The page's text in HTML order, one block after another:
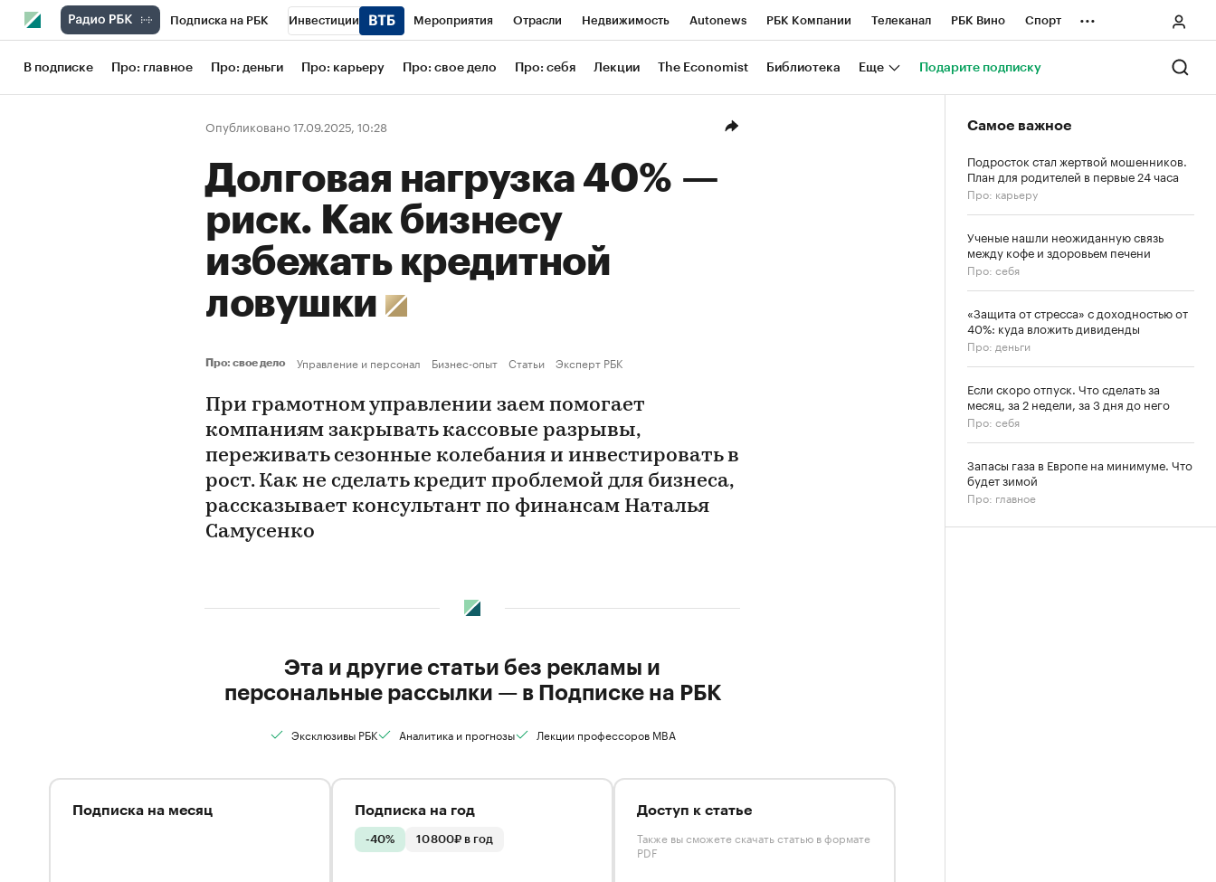
Подписка на РБК Инвестиции Мероприятия Отрасли Недвижимость Autonews РБК Компании Телеканал РБК Вино Спорт
Школа управления РБК РБК Образование РБК Life Тренды Визионеры Национальные проекты Город
Рынок наличной валюты
...
В подписке Про: главное Про: деньги Про: карьеру Про: свое дело Про: себя Лекции The Economist Библиотека Еще Подарите подписку
Опубликовано 17.09.2025, 10:28
Долговая нагрузка 40% —
риск. Как бизнесу
избежать кредитной
ловушки
Про: свое дело Управление и персонал Бизнес-опыт Статьи Эксперт РБК
При грамотном управлении заем помогает
компаниям закрывать кассовые разрывы,
переживать сезонные колебания и инвестировать в
рост. Как не сделать кредит проблемой для бизнеса,
рассказывает консультант по финансам Наталья
Самусенко
Эта и другие статьи без рекламы и
персональные рассылки — в Подписке на РБК
Эксклюзивы РБК Аналитика и прогнозы Лекции профессоров MBA
Подписка на месяц Подписка на год
-40% 10 800₽ в год
Доступ к статье
Также вы сможете скачать статью в формате
PDF
Самое важное
Подросток стал жертвой мошенников.
План для родителей в первые 24 часа
Про: карьеру
Ученые нашли неожиданную связь
между кофе и здоровьем печени
Про: себя
«Защита от стресса» с доходностью от
40%: куда вложить дивиденды
Про: деньги
Если скоро отпуск. Что сделать за
месяц, за 2 недели, за 3 дня до него
Про: себя
Запасы газа в Европе на минимуме. Что
будет зимой
Про: главное